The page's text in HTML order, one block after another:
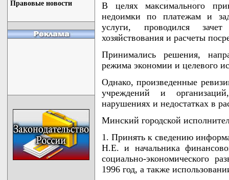
Правовые новости
В целях максимального
недоимки по платежам и
услуги, проводился
хозяйствования и расчеты
Принимались решения,
режима экономии и целевого
Однако, произведенные
учреждений и
нарушениях и недостатках в
Минский городской
1. Принять к сведению
Н.Е. и начальника
социально-экономического
1996 год, а также